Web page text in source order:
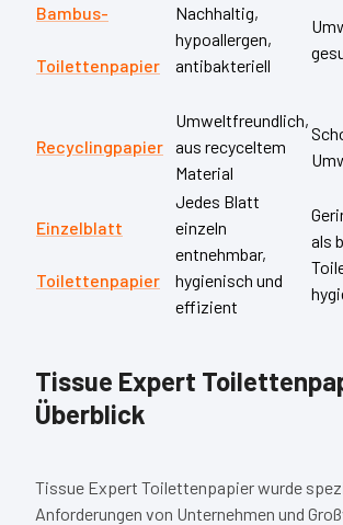
Bambus-
Toilettenpapier
Nachhaltig,
hypoallergen,
antibakteriell
Recyclingpapier
Umweltfreundlich,
aus recyceltem
Material
Einzelblatt
Toilettenpapier
Jedes Blatt
einzeln
entnehmbar,
hygienisch und
effizient
als
Tissue Expert
Überblick
Tissue Expert Toilettenpapier wurde
Anforderungen von Unternehmen und